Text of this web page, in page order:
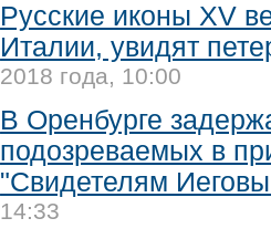
Русские иконы XV
Италии, увидят
2018 года, 10:00
В Оренбурге
подозреваемых в
"Свидетелям
14:33